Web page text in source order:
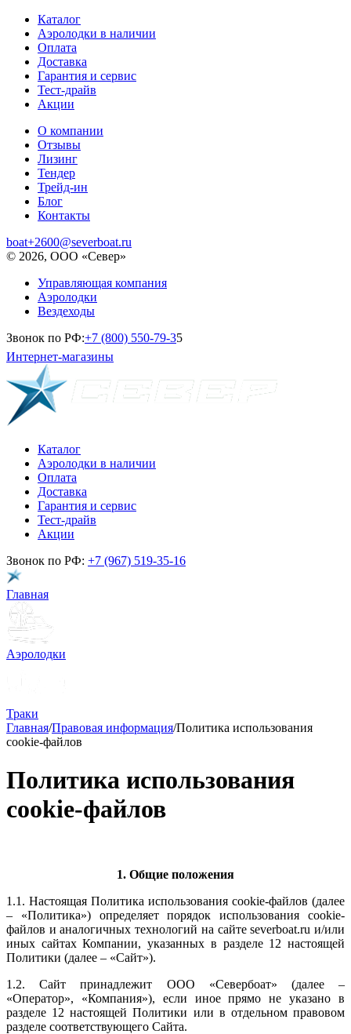
Каталог
Аэролодки в наличии
Оплата
Доставка
Гарантия и сервис
Тест-драйв
Акции
О компании
Отзывы
Лизинг
Тендер
Трейд-ин
Блог
Контакты
boat+2600@severboat.ru
© 2026, ООО «Север»
Управляющая компания
Аэролодки
Вездеходы
Звонок по РФ:+7 (800) 550-79-35
Интернет-магазины
Каталог
Аэролодки в наличии
Оплата
Доставка
Гарантия и сервис
Тест-драйв
Акции
Звонок по РФ: +7 (967) 519-35-16
Главная
Аэролодки
Траки
Главная/Правовая информация/Политика использования
cookie-файлов
Политика использования
cookie-файлов
1. Общие положения
1.1. Настоящая Политика использования cookie-файлов (далее
– «Политика») определяет порядок использования cookie-
файлов и аналогичных технологий на сайте severboat.ru и/или
иных сайтах Компании, указанных в разделе 12 настоящей
Политики (далее – «Сайт»).
1.2. Сайт принадлежит ООО «Севербоат» (далее –
«Оператор», «Компания»), если иное прямо не указано в
разделе 12 настоящей Политики или в отдельном правовом
разделе соответствующего Сайта.